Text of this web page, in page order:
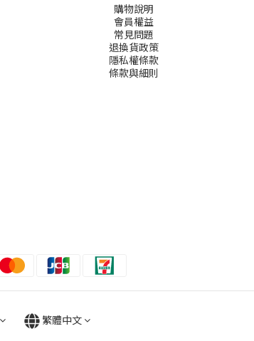
購物說明
會員權益
常見問題
退換貨政策
隱私權條款
條款與細則
繁體中文